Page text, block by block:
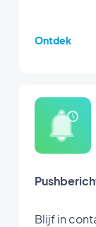
Ontdek
Blijf in